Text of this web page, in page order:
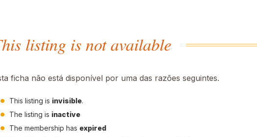
listing is not available
ficha não está disponível por uma das razões seguintes.
This listing is invisible.
The listing is inactive
The membership has expired